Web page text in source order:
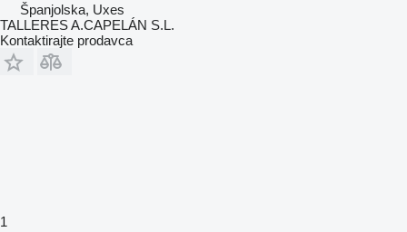
Španjolska, Uxes
TALLERES A.CAPELÁN S.L.
Kontaktirajte prodavca
1